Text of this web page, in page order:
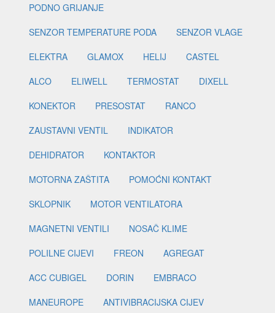
PODNO GRIJANJE
SENZOR TEMPERATURE PODA
SENZOR VLAGE
ELEKTRA
GLAMOX HELIJ
CASTEL
ALCO
ELIWELL TERMOSTAT
DIXELL
KONEKTOR
PRESOSTAT
RANCO
ZAUSTAVNI VENTIL
INDIKATOR
DEHIDRATOR
KONTAKTOR
MOTORNA ZAŠTITA
POMOĆNI KONTAKT
SKLOPNIK
MOTOR VENTILATORA
MAGNETNI VENTILI
NOSAČ KLIME
POLILNE CIJEVI
FREON
AGREGAT
ACC CUBIGEL
DORIN
EMBRACO
MANEUROPE
ANTIVIBRACIJSKA CIJEV